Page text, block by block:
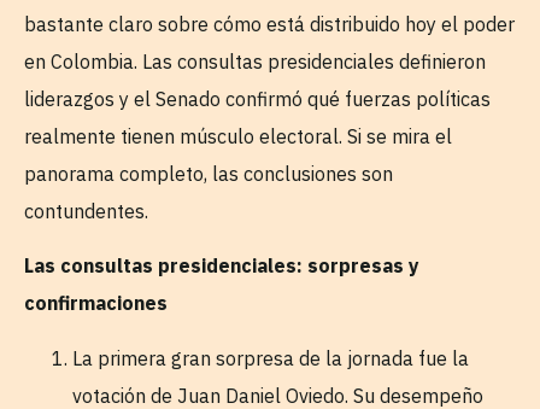
bastante claro sobre cómo está distribuido hoy el poder
en Colombia. Las consultas presidenciales definieron
liderazgos y el Senado confirmó qué fuerzas políticas
realmente tienen músculo electoral. Si se mira el
panorama completo, las conclusiones son
contundentes.
Las consultas presidenciales: sorpresas y
confirmaciones
La primera gran sorpresa de la jornada fue la
votación de Juan Daniel Oviedo. Su desempeño